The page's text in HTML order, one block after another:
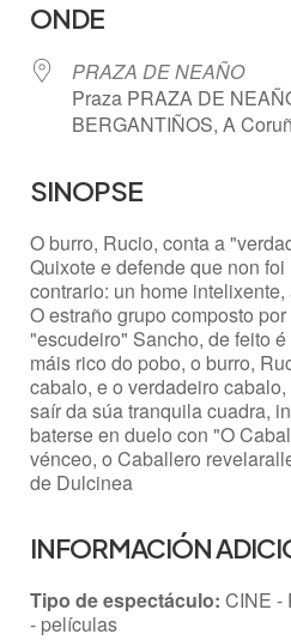
ONDE
PRAZA DE NEAÑO
Praza PRAZA DE
BERGANTIÑOS, A
SINOPSE
O burro, Rucio, conta a
Quixote e defende que non
contrario: un home
O estraño grupo composto
"escudeiro" Sancho, de feito
máis rico do pobo, o burro,
cabalo, e o verdadeiro
saír da súa tranquila cuadra,
baterse en duelo con "O
vénceo, o Caballero
de Dulcinea
INFORMACIÓN
Tipo de espectáculo: CINE -
- películas